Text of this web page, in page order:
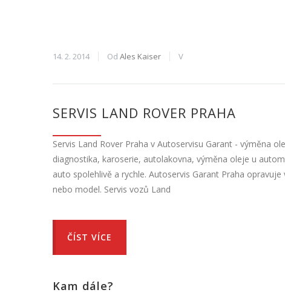
14. 2. 2014 Od Ales Kaiser V
SERVIS LAND ROVER PRAHA
Servis Land Rover Praha v Autoservisu Garant - výměna
diagnostika, karoserie, autolakovna, výměna oleje u
auto spolehlivě a rychle. Autoservis Garant Praha
nebo model. Servis vozů Land
ČÍST VÍCE
Kam dále?